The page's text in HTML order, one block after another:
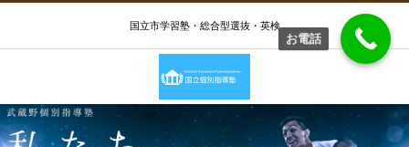
国立市学習塾・総合型選抜・英検
お電話